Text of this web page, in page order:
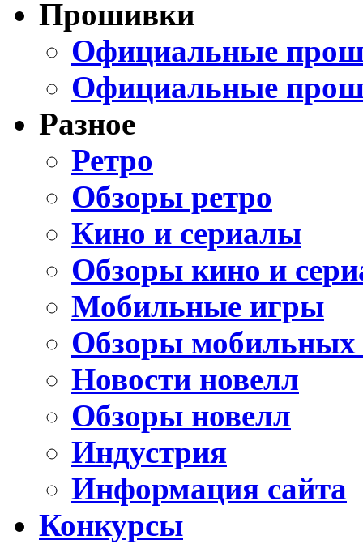
Прошивки
Официальные
Официальные
Разное
Ретро
Обзоры ретро
Кино и сериалы
Обзоры кино и
Мобильные игры
Обзоры мобильных
Новости новелл
Обзоры новелл
Индустрия
Информация сайта
Конкурсы